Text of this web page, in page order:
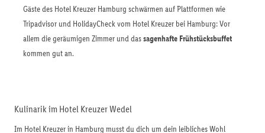
Gäste des Hotel Kreuzer Hamburg schwärmen auf Plattformen wie
Tripadvisor und HolidayCheck vom Hotel Kreuzer bei Hamburg: Vor
allem die geräumigen Zimmer und dassagenhafte Frühstücksbuffet
kommen gut an.
Kulinarik im Hotel Kreuzer Wedel
Im Hotel Kreuzer in Hamburg musst du dich um dein leibliches Wohl